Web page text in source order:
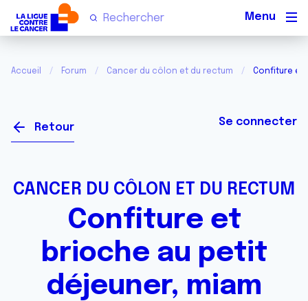
Accueil Forum Cancer du côlon et du rectum Confiture et
Retour Se connecter
CANCER DU CÔLON ET DU RECTUM
Confiture et
brioche au petit
déjeuner, miam